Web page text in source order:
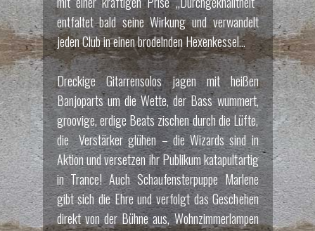
entfaltet bald seine Wirkung und verwandelt
jeden Club in einen brodelnden Hexenkessel...
Dreckige Gitarrensolos jagen mit heißen
Banjoparts um die Wette, der Bass wummert,
groovige, erdige Beats zischen durch die Lüfte,
die Verstärker glühen – die Wizards sind in
Aktion und versetzen ihr Publikum katapultartig
in Trance! Auch Schaufensterpuppe Marlene
gibt sich die Ehre und verfolgt das Geschehen
direkt von der Bühne aus, Wohnzimmerlampen